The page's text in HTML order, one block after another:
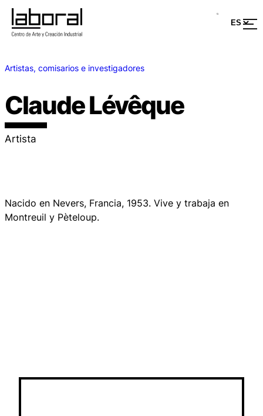
Artistas, comisarios e investigadores
Claude Lévêque
Artista
Nacido en Nevers, Francia, 1953. Vive y trabaja en
Montreuil y Pèteloup.